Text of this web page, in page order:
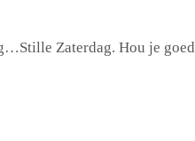
Zaterdag. Hou je goed